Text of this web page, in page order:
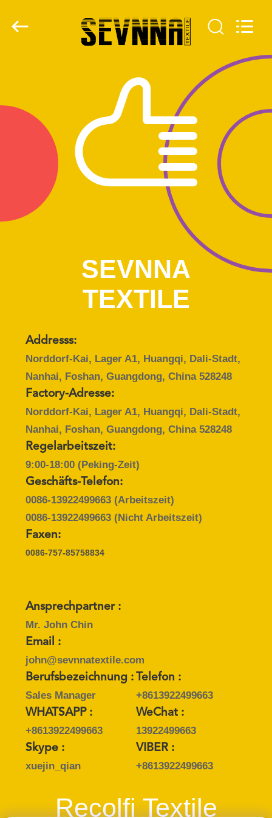
PRODUKTE
ÜBER
UNS
AUSFLUG
TRETEN
SIE
MIT
UNS
VERBINDUNG
NACHRICHTEN
FÄLLE
PRIVACY
POLICY
Rights
SEVNNA
TEXTILE
Addresss:
Norddorf-Kai, Lager A1, Huangqi, Dali-Stadt,
Nanhai, Foshan, Guangdong, China 528248
Factory-Adresse:
Norddorf-Kai, Lager A1, Huangqi, Dali-Stadt,
Nanhai, Foshan, Guangdong, China 528248
Regelarbeitszeit:
9:00-18:00 (Peking-Zeit)
Geschäfts-Telefon:
0086-13922499663(Arbeitszeit)
0086-13922499663(Nicht Arbeitszeit)
Faxen:
0086-757-85758834
Ansprechpartner :
Mr. John Chin
Email :
john@sevnnatextile.com
Berufsbezeichnung :
Sales Manager
Telefon :
+8613922499663
WHATSAPP :
+8613922499663
WeChat :
13922499663
Skype :
xuejin_qian
VIBER :
+8613922499663
Recolfi Textile